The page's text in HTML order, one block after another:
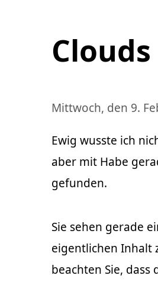
Mittwoch, den 9.
Ewig wusste ich
aber mit Habe
gefunden.
Sie sehen gerade
eigentlichen Inhalt
beachten Sie,